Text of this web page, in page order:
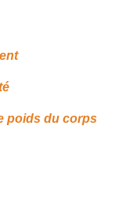
poids du corps